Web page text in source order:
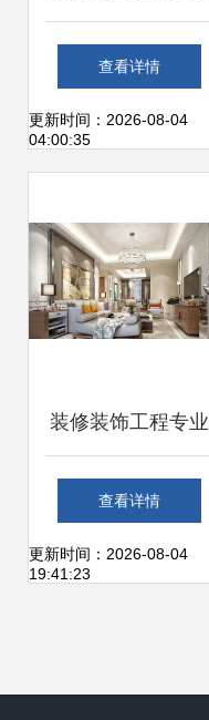
美全装饰的精工品
质与家装艺术
查看详情
更新时间：2026-08-04
04:00:35
装修装饰工程专业
承包 打造品质空间
的系统性工程
查看详情
更新时间：2026-08-04
19:41:23